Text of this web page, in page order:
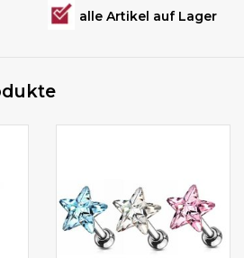
alle Artikel auf Lager